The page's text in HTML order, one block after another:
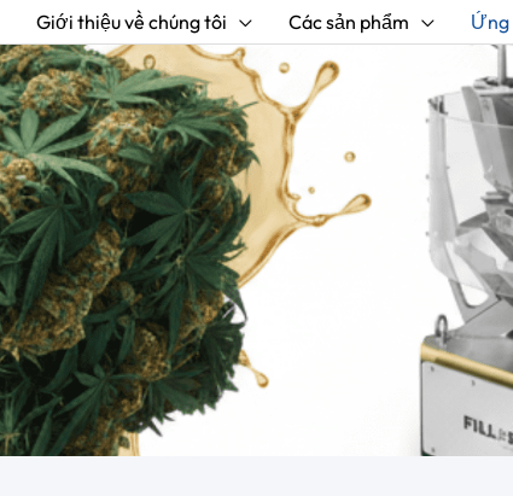
Giới thiệu về chúng tôi Các sản phẩm Ứng